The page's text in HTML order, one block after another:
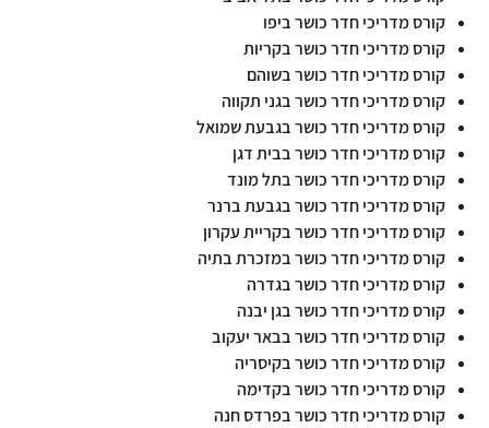
קורס מדריכי חדר כושר ביפו
קורס מדריכי חדר כושר בקריות
קורס מדריכי חדר כושר בשוהם
קורס מדריכי חדר כושר בגני תקווה
קורס מדריכי חדר כושר בגבעת שמואל
קורס מדריכי חדר כושר בבית דגן
קורס מדריכי חדר כושר בתל מונד
קורס מדריכי חדר כושר בגבעת ברנר
קורס מדריכי חדר כושר בקריית עקרון
קורס מדריכי חדר כושר במזכרת בתיה
קורס מדריכי חדר כושר בגדרה
קורס מדריכי חדר כושר בגן יבנה
קורס מדריכי חדר כושר בבאר יעקוב
קורס מדריכי חדר כושר בקיסריה
קורס מדריכי חדר כושר בקדימה
קורס מדריכי חדר כושר בפרדס חנה